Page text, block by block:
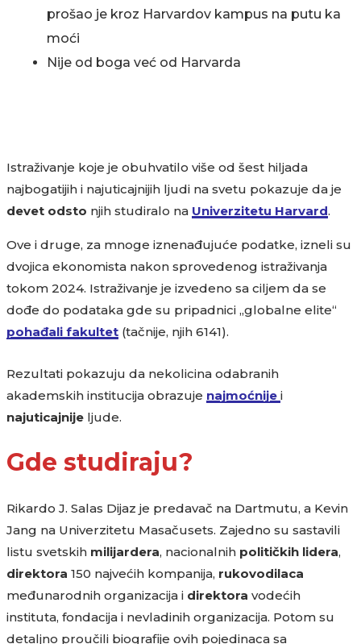
prošao je kroz Harvardov kampus na putu ka
moći
Nije od boga već od Harvarda
Istraživanje koje je obuhvatilo više od šest hiljada
najbogatijih i najuticajnijih ljudi na svetu pokazuje da je
devet odsto njih studiralo na Univerzitetu Harvard.
Ove i druge, za mnoge iznenađujuće podatke, izneli su
dvojica ekonomista nakon sprovedenog istraživanja
tokom 2024. Istraživanje je izvedeno sa ciljem da se
dođe do podataka gde su pripadnici „globalne elite“
pohađali fakultet (tačnije, njih 6141).
Rezultati pokazuju da nekolicina odabranih
akademskih institucija obrazuje najmoćnije i
najuticajnije ljude.
Gde studiraju?
Rikardo J. Salas Dijaz je predavač na Dartmutu, a Kevin
Jang na Univerzitetu Masačusets. Zajedno su sastavili
listu svetskih milijardera, nacionalnih političkih lidera,
direktora 150 najvećih kompanija, rukovodilaca
međunarodnih organizacija i direktora vodećih
instituta, fondacija i nevladinih organizacija. Potom su
detaljno proučili biografije ovih pojedinaca sa